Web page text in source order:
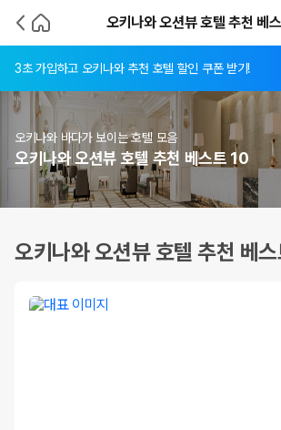
오키나와 오션뷰 호텔 추천 베
3초 가입하고 오키나와 추천 호텔 할인 쿠폰 받기!
오키나와 바다가 보이는 호텔 모음
오키나와 오션뷰 호텔 추천 베스트 10
오키나와 오션뷰 호텔 추천 베